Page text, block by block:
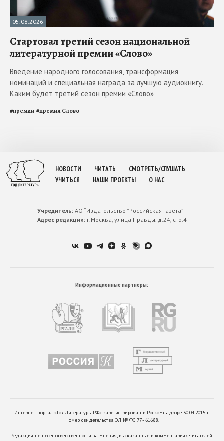
05.08.2026
Стартовал третий сезон национальной
литературной премии «Слово»
Введение народного голосования, трансформация
номинаций и специальная награда за лучшую аудиокнигу.
Каким будет третий сезон премии «Слово»
#премии #премия Слово
НОВОСТИ ЧИТАТЬ
СМОТРЕТЬ/СЛУШАТЬ
УЧИТЬСЯ
НАШИ ПРОЕКТЫ О НАС
Учредитель:АО “Издательство ”Российская Газета”
Адрес редакции:г.Москва, улица Правды. д.24, стр.4
Информационные партнеры:
Интернет-портал «ГодЛитературы.РФ» зарегистрирован в Роскомнадзоре 30.04.2015 г.
Номер свидетельства ЭЛ № ФС 77 - 61688.
Редакция не несет ответственности за мнения, высказанные в комментариях читателей.